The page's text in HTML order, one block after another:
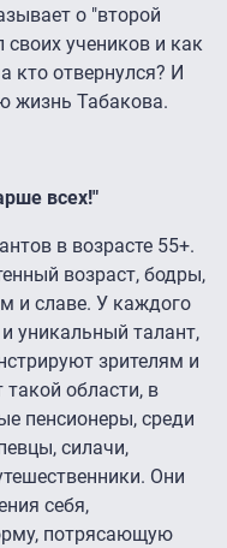
о "второй
своих учеников и как
кто отвернулся? И
жизнь Табакова.
всех!"
в возрасте 55+.
возраст, бодры,
и славе. У каждого
уникальный талант,
зрителям и
области, в
пенсионеры, среди
силачи,
Они
себя,
потрясающую